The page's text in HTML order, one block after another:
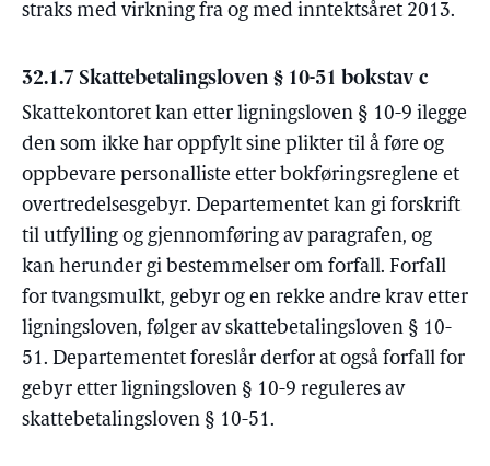
straks med virkning fra og med inntektsåret 2013.
32.1.7 Skattebetalingsloven § 10-51 bokstav c
Skattekontoret kan etter ligningsloven § 10-9 ilegge
den som ikke har oppfylt sine plikter til å føre og
oppbevare personalliste etter bokføringsreglene et
overtredelsesgebyr. Departementet kan gi forskrift
til utfylling og gjennomføring av paragrafen, og
kan herunder gi bestemmelser om forfall. Forfall
for tvangsmulkt, gebyr og en rekke andre krav etter
ligningsloven, følger av skattebetalingsloven § 10-
51. Departementet foreslår derfor at også forfall for
gebyr etter ligningsloven § 10-9 reguleres av
skattebetalingsloven § 10-51.